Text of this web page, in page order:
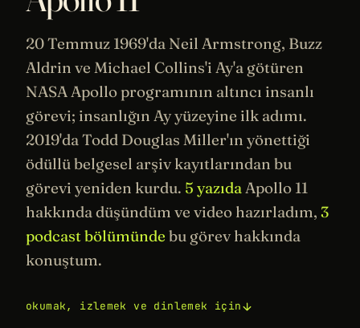
20 Temmuz 1969'da Neil Armstrong, Buzz
Aldrin ve Michael Collins'i Ay'a götüren
NASAApollo programının altıncı insanlı
görevi; insanlığın Ay yüzeyine ilk adımı.
2019'da Todd Douglas Miller'ın yönettiği
ödüllü belgesel arşiv kayıtlarından bu
görevi yeniden kurdu. 5 yazıdaApollo 11
hakkında düşündüm ve video hazırladım, 3
podcast bölümünde bu görev hakkında
konuştum.
okumak, izlemek ve dinlemek için